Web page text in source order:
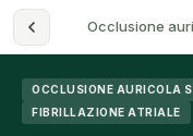
Occlusione
OCCLUSIONE AURICOLA
FIBRILLAZIONE ATRIALE